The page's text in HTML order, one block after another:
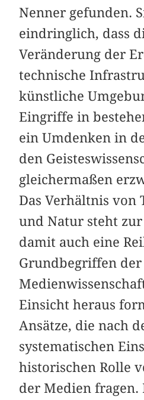
Nenner gefunden.
eindringlich, dass
Veränderung der
technische
künstliche
Eingriffe in
ein Umdenken in
den
gleichermaßen
Das Verhältnis von
und Natur steht
damit auch eine
Grundbegriffen der
Einsicht heraus
Ansätze, die nach
systematischen
historischen Rolle
der Medien fragen.